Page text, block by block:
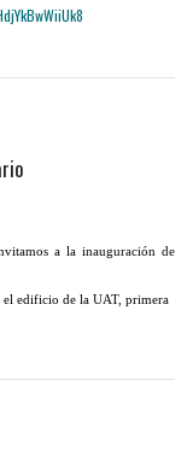
a la inauguración de
el edificio de la UAT, primera